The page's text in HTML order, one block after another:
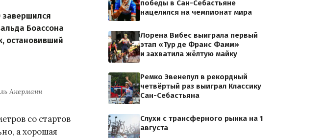
завершился
Боассона
остановивший
Акерманн
со стартов
а хорошая
победы в Сан-Себастьяне
нацелился на чемпионат мира
Лорена Вибес выиграла первый
этап «Тур де Франс Фамм»
и захватила жёлтую майку
Ремко Эвенепул в рекордный
четвёртый раз выиграл Классику
Сан-Себастьяна
Слухи с трансферного рынка на 1
августа